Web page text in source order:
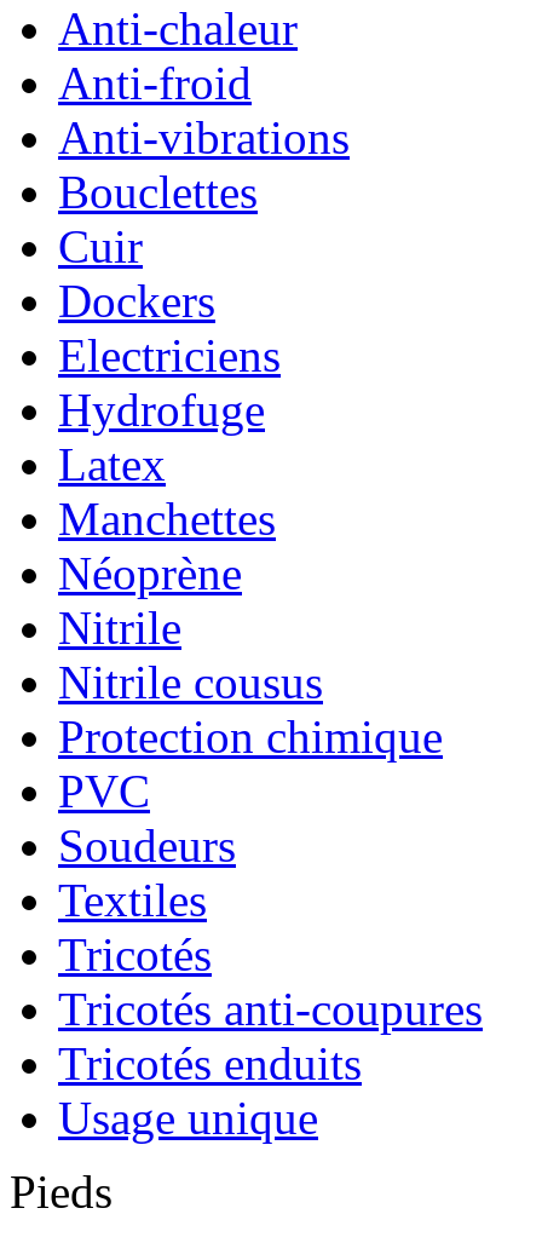
Anti-chaleur
Anti-froid
Anti-vibrations
Bouclettes
Cuir
Dockers
Electriciens
Hydrofuge
Latex
Manchettes
Néoprène
Nitrile
Nitrile cousus
Protection chimique
PVC
Soudeurs
Textiles
Tricotés
Tricotés anti-coupures
Tricotés enduits
Usage unique
Pieds